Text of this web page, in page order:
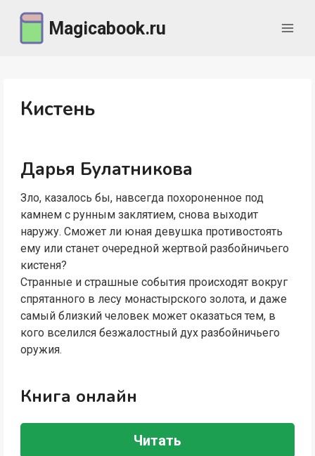
содержимому
Magicabook.ru
Кистень
Дарья Булатникова
Зло, казалось бы, навсегда похороненное под
камнем с рунным заклятием, снова выходит
наружу. Сможет ли юная девушка противостоять
ему или станет очередной жертвой разбойничьего
кистеня?
Странные и страшные события происходят вокруг
спрятанного в лесу монастырского золота, и даже
самый близкий человек может оказаться тем, в
кого вселился безжалостный дух разбойничьего
оружия.
Книга онлайн
Читать